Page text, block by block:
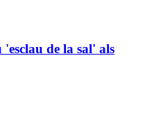
de la sal' als